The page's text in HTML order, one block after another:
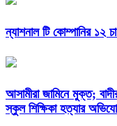
ন্যাশনাল টি কোম্পানির ১২
আসামীরা জামিনে মুক্ত;
স্কুল শিক্ষিকা হত্যার